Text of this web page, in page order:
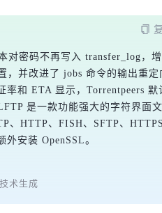
对密码不再写入 transfer_log，
，并改进了 jobs 命令的输出重定
率和 ETA 显示，Torrentpeers 默
是一款功能强大的字符界面
、HTTP、FISH、SFTP、
安装 OpenSSL。
术生成